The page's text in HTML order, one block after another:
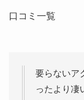
口コミ一覧
要らないア
ったより凄